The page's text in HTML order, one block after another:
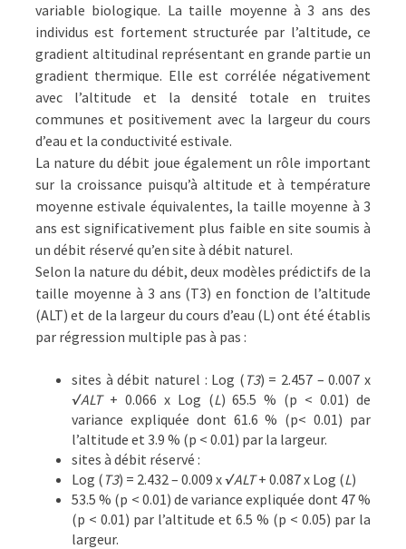
variable biologique. La taille moyenne à 3 ans des
individus est fortement structurée par l’altitude, ce
gradient altitudinal représentant en grande partie un
gradient thermique. Elle est corrélée négativement
avec l’altitude et la densité totale en truites
communes et positivement avec la largeur du cours
d’eau et la conductivité estivale.
La nature du débit joue également un rôle important
sur la croissance puisqu’à altitude et à température
moyenne estivale équivalentes, la taille moyenne à 3
ans est significativement plus faible en site soumis à
un débit réservé qu’en site à débit naturel.
Selon la nature du débit, deux modèles prédictifs de la
taille moyenne à 3 ans (T3) en fonction de l’altitude
(ALT) et de la largeur du cours d’eau (L) ont été établis
par régression multiple pas à pas :
sites à débit naturel : Log ( T3) = 2.457 – 0.007 x
√ALT+ 0.066 x Log (L) 65.5 % (p < 0.01) de
variance expliquée dont 61.6 % (p< 0.01) par
l’altitude et 3.9 % (p < 0.01) par la largeur.
sites à débit réservé :
Log ( T3) = 2.432 – 0.009 x√ALT+ 0.087 x Log (L)
53.5 % (p < 0.01) de variance expliquée dont 47 %
(p < 0.01) par l’altitude et 6.5 % (p < 0.05) par la
largeur.